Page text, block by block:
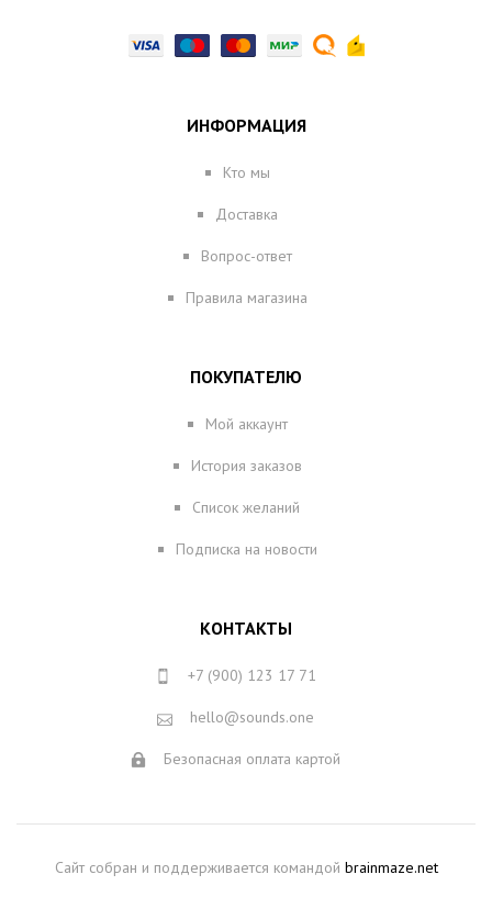
ИНФОРМАЦИЯ
Кто мы
Доставка
Вопрос-ответ
Правила магазина
ПОКУПАТЕЛЮ
Мой аккаунт
История заказов
Список желаний
Подписка на новости
КОНТАКТЫ
+7 (900) 123 17 71
hello@sounds.one
Безопасная оплата картой
Сайт собран и поддерживается командой brainmaze.net